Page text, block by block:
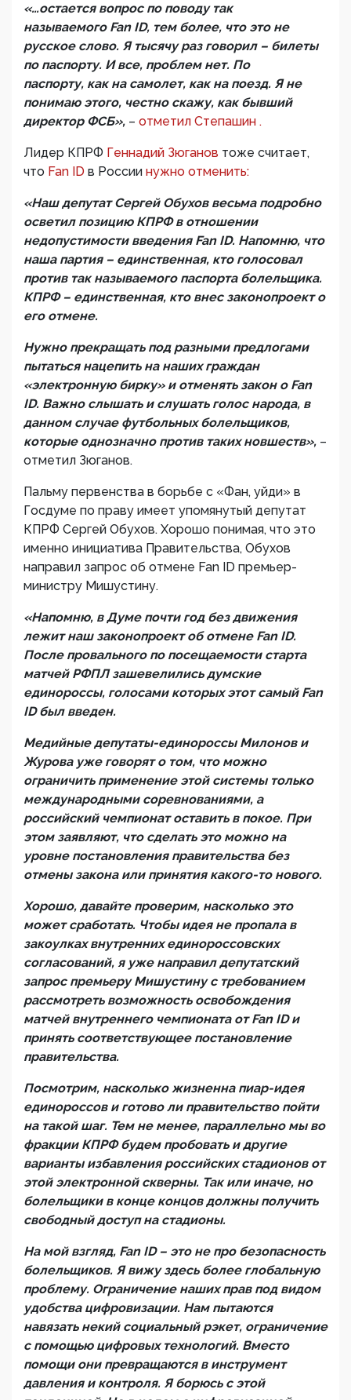
«…остается вопрос по поводу так
называемого Fan ID, тем более, что это не
русское слово. Я тысячу раз говорил – билеты
по паспорту. И все, проблем нет. По
паспорту, как на самолет, как на поезд. Я не
понимаю этого, честно скажу, как бывший
директор ФСБ», – отметил Степашин .
Лидер КПРФ Геннадий Зюганов тоже считает,
что Fan ID в России нужно отменить:
«Наш депутат Сергей Обухов весьма подробно
осветил позицию КПРФ в отношении
недопустимости введения Fan ID. Напомню, что
наша партия – единственная, кто голосовал
против так называемого паспорта болельщика.
КПРФ – единственная, кто внес законопроект о
его отмене.
Нужно прекращать под разными предлогами
пытаться нацепить на наших граждан
«электронную бирку» и отменять закон о Fan
ID. Важно слышать и слушать голос народа, в
данном случае футбольных болельщиков,
которые однозначно против таких новшеств», –
отметил Зюганов.
Пальму первенства в борьбе с «Фан, уйди» в
Госдуме по праву имеет упомянутый депутат
КПРФ Сергей Обухов. Хорошо понимая, что это
именно инициатива Правительства, Обухов
направил запрос об отмене Fan ID премьер-
министру Мишустину.
«Напомню, в Думе почти год без движения
лежит наш законопроект об отмене Fan ID.
После провального по посещаемости старта
матчей РФПЛ зашевелились думские
единороссы, голосами которых этот самый Fan
ID был введен.
Медийные депутаты-единороссы Милонов и
Журова уже говорят о том, что можно
ограничить применение этой системы только
международными соревнованиями, а
российский чемпионат оставить в покое. При
этом заявляют, что сделать это можно на
уровне постановления правительства без
отмены закона или принятия какого-то нового.
Хорошо, давайте проверим, насколько это
может сработать. Чтобы идея не пропала в
закоулках внутренних единороссовских
согласований, я уже направил депутатский
запрос премьеру Мишустину с требованием
рассмотреть возможность освобождения
матчей внутреннего чемпионата от Fan ID и
принять соответствующее постановление
правительства.
Посмотрим, насколько жизненна пиар-идея
единороссов и готово ли правительство пойти
на такой шаг. Тем не менее, параллельно мы во
фракции КПРФ будем пробовать и другие
варианты избавления российских стадионов от
этой электронной скверны. Так или иначе, но
болельщики в конце концов должны получить
свободный доступ на стадионы.
На мой взгляд, Fan ID – это не про безопасность
болельщиков. Я вижу здесь более глобальную
проблему. Ограничение наших прав под видом
удобства цифровизации. Нам пытаются
навязать некий социальный рэкет, ограничение
с помощью цифровых технологий. Вместо
помощи они превращаются в инструмент
давления и контроля. Я борюсь с этой